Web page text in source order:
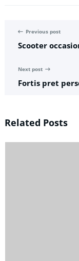
Previous post
Scooter
Next post
Fortis pret
Related Posts